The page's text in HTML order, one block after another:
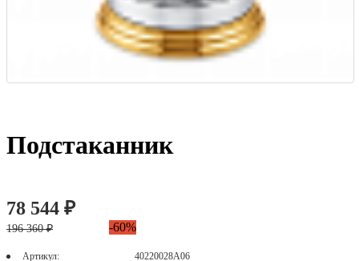
Подстаканник
78 544 ₽
196 360 ₽ -60%
Артикул: 40220028А06